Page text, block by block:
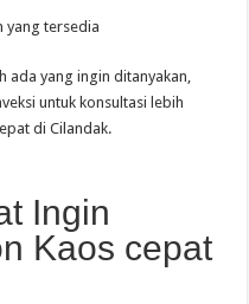
yang tersedia
ada yang ingin ditanyakan,
untuk konsultasi lebih
di Cilandak.
Ingin
Kaos cepat